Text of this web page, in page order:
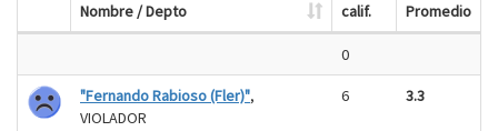
Nombre / Depto
calif.
Promedio
0
"Fernando Rabioso (Fler)",
VIOLADOR
6 3.3